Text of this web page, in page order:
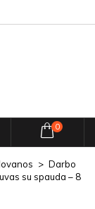
0
Darbo
su spauda – 8